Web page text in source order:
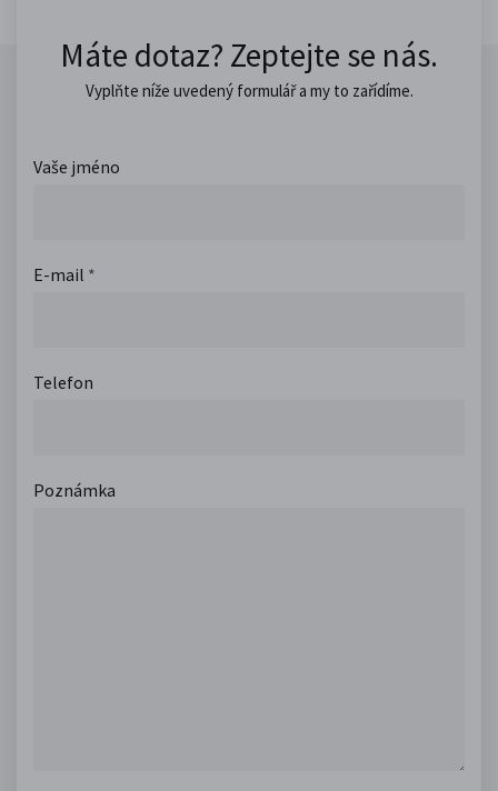
Máte dotaz? Zeptejte se nás.
Vyplňte níže uvedený formulář a my to zařídíme.
Vaše jméno
E-mail *
Telefon
Poznámka